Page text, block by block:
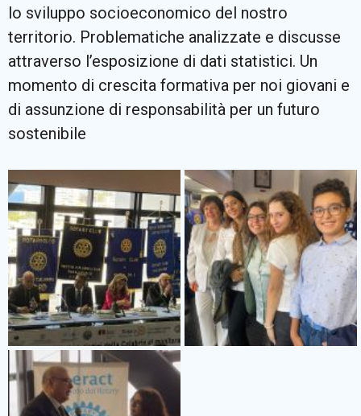
lo sviluppo socioeconomico del nostro
territorio. Problematiche analizzate e discusse
attraverso l’esposizione di dati statistici. Un
momento di crescita formativa per noi giovani e
di assunzione di responsabilità per un futuro
sostenibile